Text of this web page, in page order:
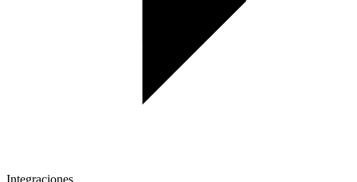
Integraciones